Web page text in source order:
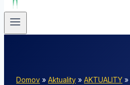
Domov » Aktuality » AKTUALITY »